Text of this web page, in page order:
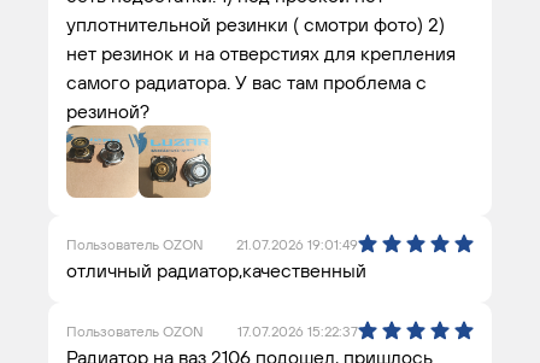
уплотнительной резинки ( смотри фото) 2)
нет резинок и на отверстиях для крепления
самого радиатора. У вас там проблема с
резиной?
Пользователь OZON 21.07.2026 19:01:49
отличный радиатор,качественный
Пользователь OZON 17.07.2026 15:22:37
Радиатор на ваз 2106 подошел, пришлось